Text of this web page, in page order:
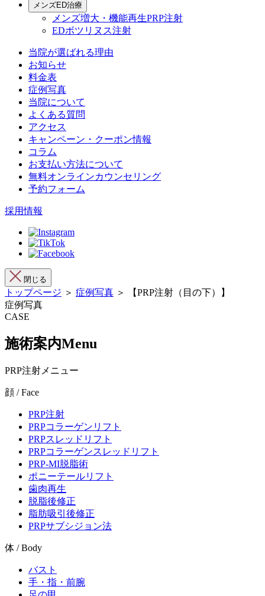
メンズED治療
メンズ増大・機能再生PRP注射
EDボツリヌス注射
当院が選ばれる理由
お知らせ
料金表
症例写真
当院について
よくある質問
アクセス
キャンペーン・クーポン情報
コラム
お支払い方法について
無料オンラインカウンセリング
予約フォーム
採用情報
閉じる
トップページ ＞ 症例写真 ＞ 【PRP注射（目の下）】
症例写真
CASE
施術案内Menu
PRP注射メニュー
顔 / Face
PRP注射
PRPコラーゲンリフト
PRPスレッドリフト
PRPコラーゲンスレッドリフト
PRP-MI脱脂術
ポニーテールリフト
歯肉再生
脱脂後修正
脂肪吸引後修正
PRPサブシジョン法
体 / Body
バスト
手・指・前腕